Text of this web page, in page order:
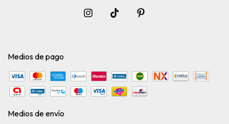
Medios de pago
Medios de envío